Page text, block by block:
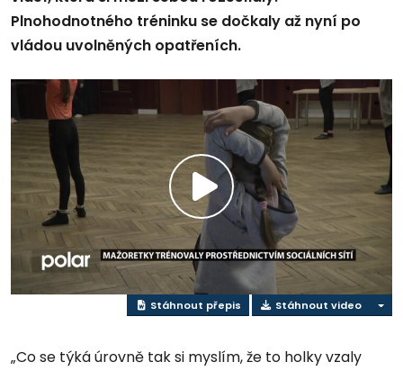
Plnohodnotného tréninku se dočkaly až nyní po
vládou uvolněných opatřeních.
Přehrát
video
Stáhnout přepis Stáhnout video
„Co se týká úrovně tak si myslím, že to holky vzaly